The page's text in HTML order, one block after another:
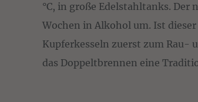
°C, in große Edelstahltanks.
Wochen in Alkohol um. Ist
Kupferkesseln zuerst zum Rau-
das Doppeltbrennen eine